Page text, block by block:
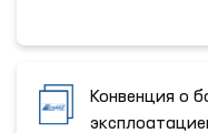
Конвенция о